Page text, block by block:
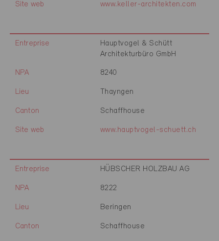
Site web www.keller-architekten.com
Entreprise
Hauptvogel & Schütt
Architekturbüro GmbH
NPA 8240
Lieu Thayngen
Canton Schaffhouse
Site web www.hauptvogel-schuett.ch
Entreprise HÜBSCHER HOLZBAU AG
NPA 8222
Lieu Beringen
Canton Schaffhouse